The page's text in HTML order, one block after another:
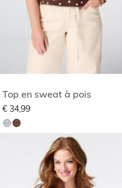
Top en sweat à pois
€ 34,99